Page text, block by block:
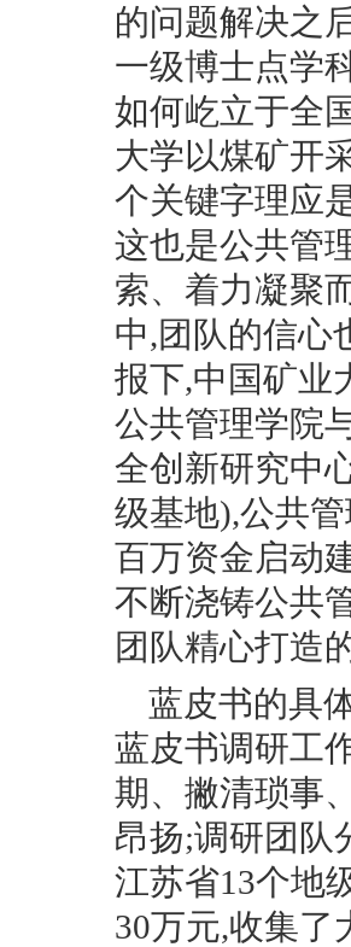
的问题解决之
一级博士点学
如何屹立于全
大学以煤矿开
个关键字理应
这也是公共管
索、着力凝聚
中,团队的信心
报下,中国矿业
公共管理学院
全创新研究中
级基地),公共
百万资金启动
不断浇铸公共
团队精心打造
蓝皮书的具
蓝皮书调研工
期、撇清琐事
昂扬;调研团队
江苏省13个地
30万元,收集了